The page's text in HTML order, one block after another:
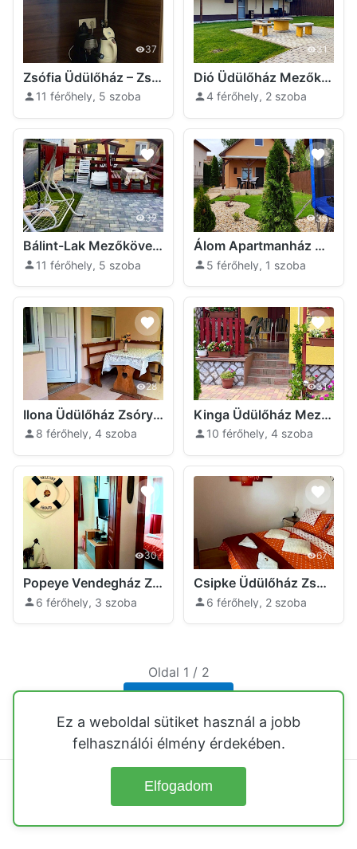
37
Zsófia Üdülőház – Zsóry- fürdő Mezőkövesd
11 férőhely, 5 szoba
31
Dió Üdülőház Mezőkövesd
4 férőhely, 2 szoba
32
Bálint-Lak Mezőkövesd
11 férőhely, 5 szoba
35
Álom Apartmanház Mezőkövesd
5 férőhely, 1 szoba
28
Ilona Üdülőház Zsóry-fürdő Mezőkövesd
8 férőhely, 4 szoba
31
Kinga Üdülőház Mezőkövesd
10 férőhely, 4 szoba
30
Popeye Vendegház Zsóryfürdő Mezőkövesd
6 férőhely, 3 szoba
67
Csipke Üdülőház Zsóry-fürdő Mezőkövesd
6 férőhely, 2 szoba
Oldal 1 / 2
Ez a weboldal sütiket használ a jobb
felhasználói élmény érdekében.
Elfogadom